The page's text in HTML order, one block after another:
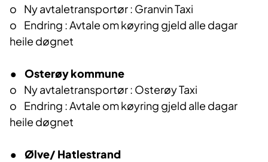
o Ny avtaletransportør : Granvin Taxi
o Endring : Avtale om køyring gjeld alle dagar
heile døgnet
• Osterøy kommune
o Ny avtaletransportør : Osterøy Taxi
o Endring : Avtale om køyring gjeld alle dagar
heile døgnet
• Ølve/ Hatlestrand